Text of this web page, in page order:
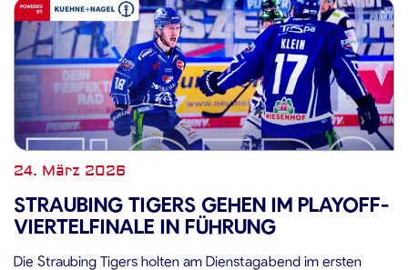
24. März 2026
STRAUBING TIGERS GEHEN IM PLAYOFF-
VIERTELFINALE IN FÜHRUNG
Die Straubing Tigers holten am Dienstagabend im ersten